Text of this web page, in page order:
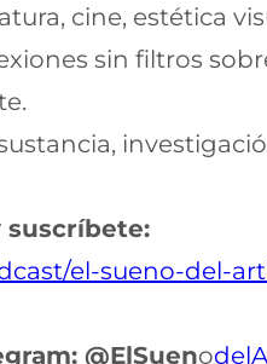
cine, estética
sin filtros
suscríbete:
el-sueno-del-
@ElSueno